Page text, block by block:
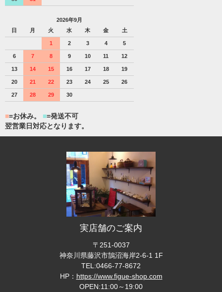
2026年9月
日
月 火 水 木 金 土
1 2 3 4 5
6 7 8 9 10 11 12
13 14 15 16 17 18 19
20 21 22 23 24 25 26
27 28 29 30
■=お休み。 ■=発送不可
翌営業日対応となります。
実店舗のご案内
〒251-0037
神奈川県藤沢市鵠沼海岸2-6-1 1F
TEL:0466-77-8672
HP： https://www.figue-shop.com
OPEN:11:00～19:00